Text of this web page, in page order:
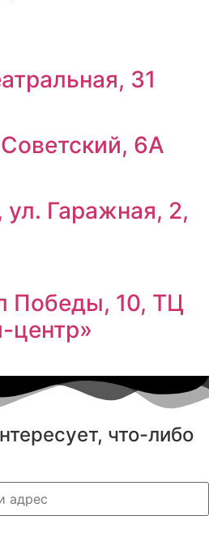
31
6А
Гаражная, 2,
Победы, 10, ТЦ
центр»
что-либо